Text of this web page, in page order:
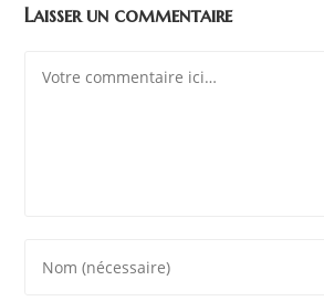
Laisser un commentaire